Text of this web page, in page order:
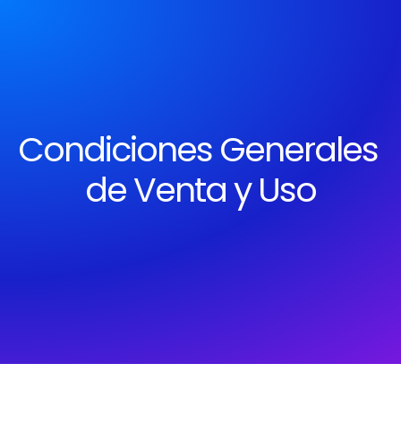
Condiciones Generales
de Venta y Uso